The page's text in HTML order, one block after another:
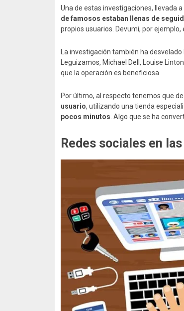
Una de estas investigaciones, llevada
de famosos estaban llenas de
propios usuarios. Devumi, por
La investigación también ha
Leguizamos, Michael Dell, Louise
que la operación es beneficiosa.
Por último, al respecto tenemos que
usuario, utilizando una tienda
pocos minutos . Algo que se ha
Redes sociales en